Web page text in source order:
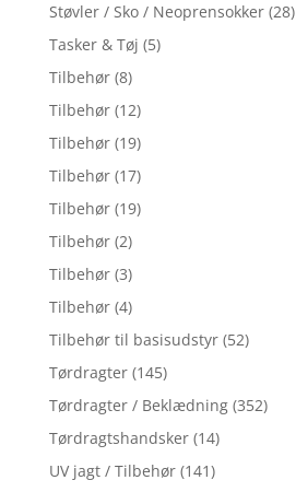
Støvler / Sko / Neoprensokker (28)
Tasker & Tøj (5)
Tilbehør (8)
Tilbehør (12)
Tilbehør (19)
Tilbehør (17)
Tilbehør (19)
Tilbehør (2)
Tilbehør (3)
Tilbehør (4)
Tilbehør til basisudstyr (52)
Tørdragter (145)
Tørdragter / Beklædning (352)
Tørdragtshandsker (14)
UV jagt / Tilbehør (141)